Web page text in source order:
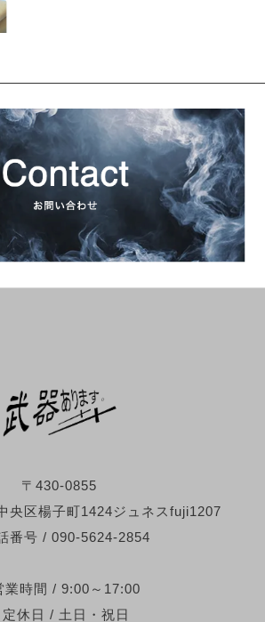
〒430-0855
央区楊子町1424ジュネスfuji1207
番号 / 090-5624-2854
業時間 / 9:00～17:00
定休日 / 土日・祝日